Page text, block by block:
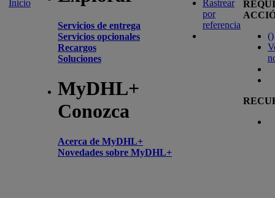
Inicio
Servicios de entrega
Servicios opcionales
Recargos
Soluciones
MyDHL+
Conozca
Acerca de MyDHL+
Novedades sobre MyDHL+
Rastrear
por
referencia
()